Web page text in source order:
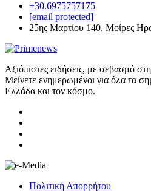
+30.6975757175
[email protected]
25ης Μαρτίου 140, Μοίρες
Αξιόπιστες ειδήσεις, με σεβασμό
Μείνετε ενημερωμένοι για όλα τα
Ελλάδα και τον κόσμο.
Πολιτική Απορρήτου